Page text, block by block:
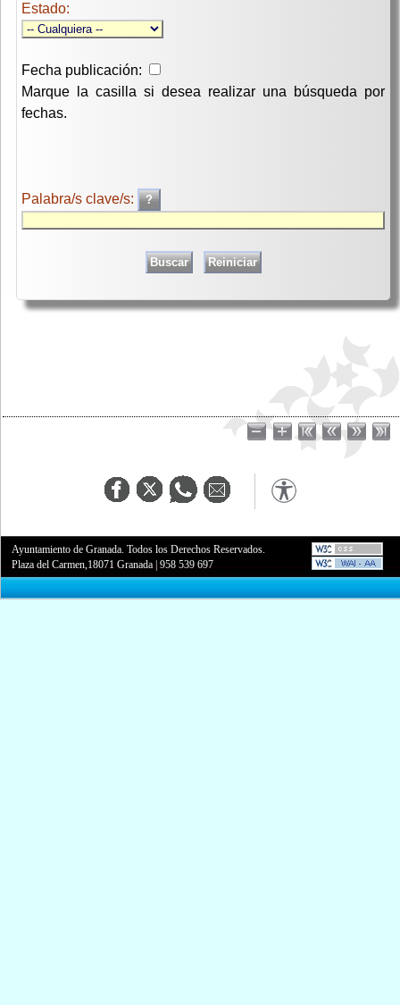
Estado:
Fecha publicación:
Marque la casilla si desea realizar una búsqueda por
fechas.
Palabra/s clave/s:
Ayuntamiento de Granada. Todos los Derechos Reservados.
Plaza del Carmen,18071 Granada |958 539 697